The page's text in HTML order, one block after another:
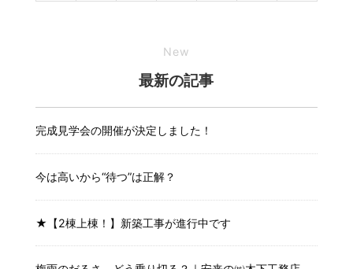
New
最新の記事
完成見学会の開催が決定しました！
今は高いから“待つ”は正解？
★【2棟上棟！】新築工事が進行中です